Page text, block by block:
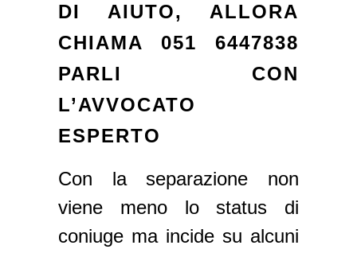
DI AIUTO, ALLORA
CHIAMA 051 6447838
PARLI CON
L’AVVOCATO
ESPERTO
Con la separazione non
viene meno lo status di
coniuge ma incide su alcuni